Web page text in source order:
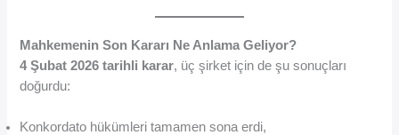
Mahkemenin Son Kararı Ne Anlama Geliyor?
4 Şubat 2026 tarihli karar, üç şirket için de şu sonuçları
doğurdu:
Konkordato hükümleri tamamen sona erdi,